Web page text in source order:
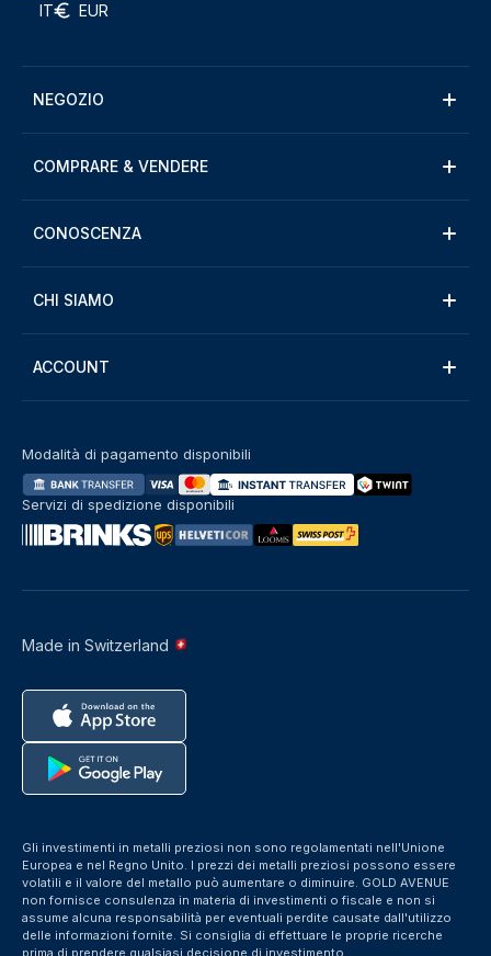
IT EUR
NEGOZIO
COMPRARE & VENDERE
CONOSCENZA
CHI SIAMO
ACCOUNT
Made in Switzerland
Modalità di pagamento disponibili
Servizi di spedizione disponibili
Gli investimenti in metalli preziosi non sono regolamentati nell'Unione
Europea e nel Regno Unito. I prezzi dei metalli preziosi possono essere
volatili e il valore del metallo può aumentare o diminuire. GOLD AVENUE
non fornisce consulenza in materia di investimenti o fiscale e non si
assume alcuna responsabilità per eventuali perdite causate dall'utilizzo
delle informazioni fornite. Si consiglia di effettuare le proprie ricerche
prima di prendere qualsiasi decisione di investimento.